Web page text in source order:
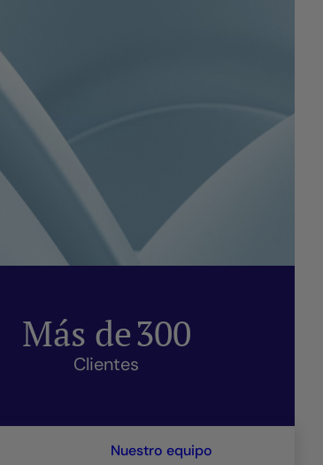
Más de300
Clientes
Nuestro equipo